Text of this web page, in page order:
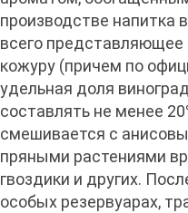
производстве напитка
всего представляющее
кожуру (причем по
удельная доля
составлять не менее
смешивается с
пряными растениями
гвоздики и других.
особых резервуарах,